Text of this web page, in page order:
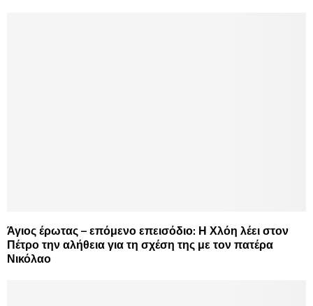
Άγιος έρωτας – επόμενο επεισόδιο: Η Χλόη λέει στον
Πέτρο την αλήθεια για τη σχέση της με τον πατέρα
Νικόλαο